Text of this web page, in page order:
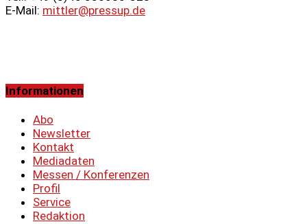
E-Mail: mittler@pressup.de
Informationen
Abo
Newsletter
Kontakt
Mediadaten
Messen / Konferenzen
Profil
Service
Redaktion